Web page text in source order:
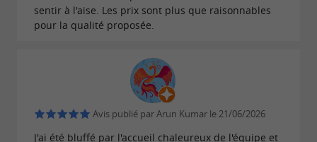
sentir à l'aise. Les prix sont plus que raisonnables
pour la qualité proposée.
Avis publié par Arun Kumar le 21/06/2026
J'ai été bluffé par l'accueil chaleureux de l'équipe et